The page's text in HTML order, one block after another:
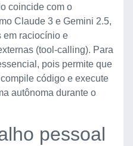
coincide com o
Claude 3 e Gemini 2.5,
em raciocínio e
(tool-calling). Para
pois permite que
código e execute
autônoma durante o
pessoal